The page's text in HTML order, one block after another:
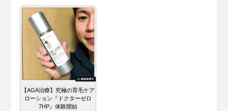
【AGA治療】究極の育毛ケア
ローション『ドクターゼロ
7HP』体験開始